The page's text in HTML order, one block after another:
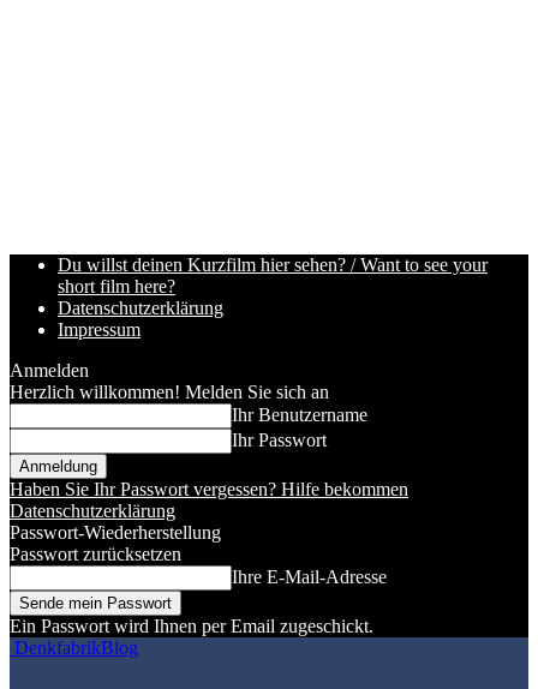
Du willst deinen Kurzfilm hier sehen? / Want to see your
short film here?
Datenschutzerklärung
Impressum
Anmelden
Herzlich willkommen! Melden Sie sich an
Ihr Benutzername
Ihr Passwort
Haben Sie Ihr Passwort vergessen? Hilfe bekommen
Datenschutzerklärung
Passwort-Wiederherstellung
Passwort zurücksetzen
Ihre E-Mail-Adresse
Ein Passwort wird Ihnen per Email zugeschickt.
DenkfabrikBlog